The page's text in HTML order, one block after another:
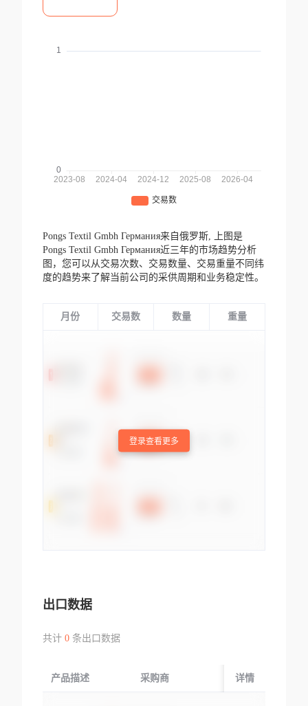
Pongs Textil Gmbh Германия来自俄罗斯,
上图是
Pongs Textil Gmbh Германия近三年的市场趋势分析
图，您可以从交易次数、交易数量、交易重量不同纬
度的趋势来了解当前公司的采供周期和业务稳定性。
月份 交易数 数量 重量
登录查看更多
出口数据
共计 0条出口数据
产品描述 采购商 起运国/地区
详情